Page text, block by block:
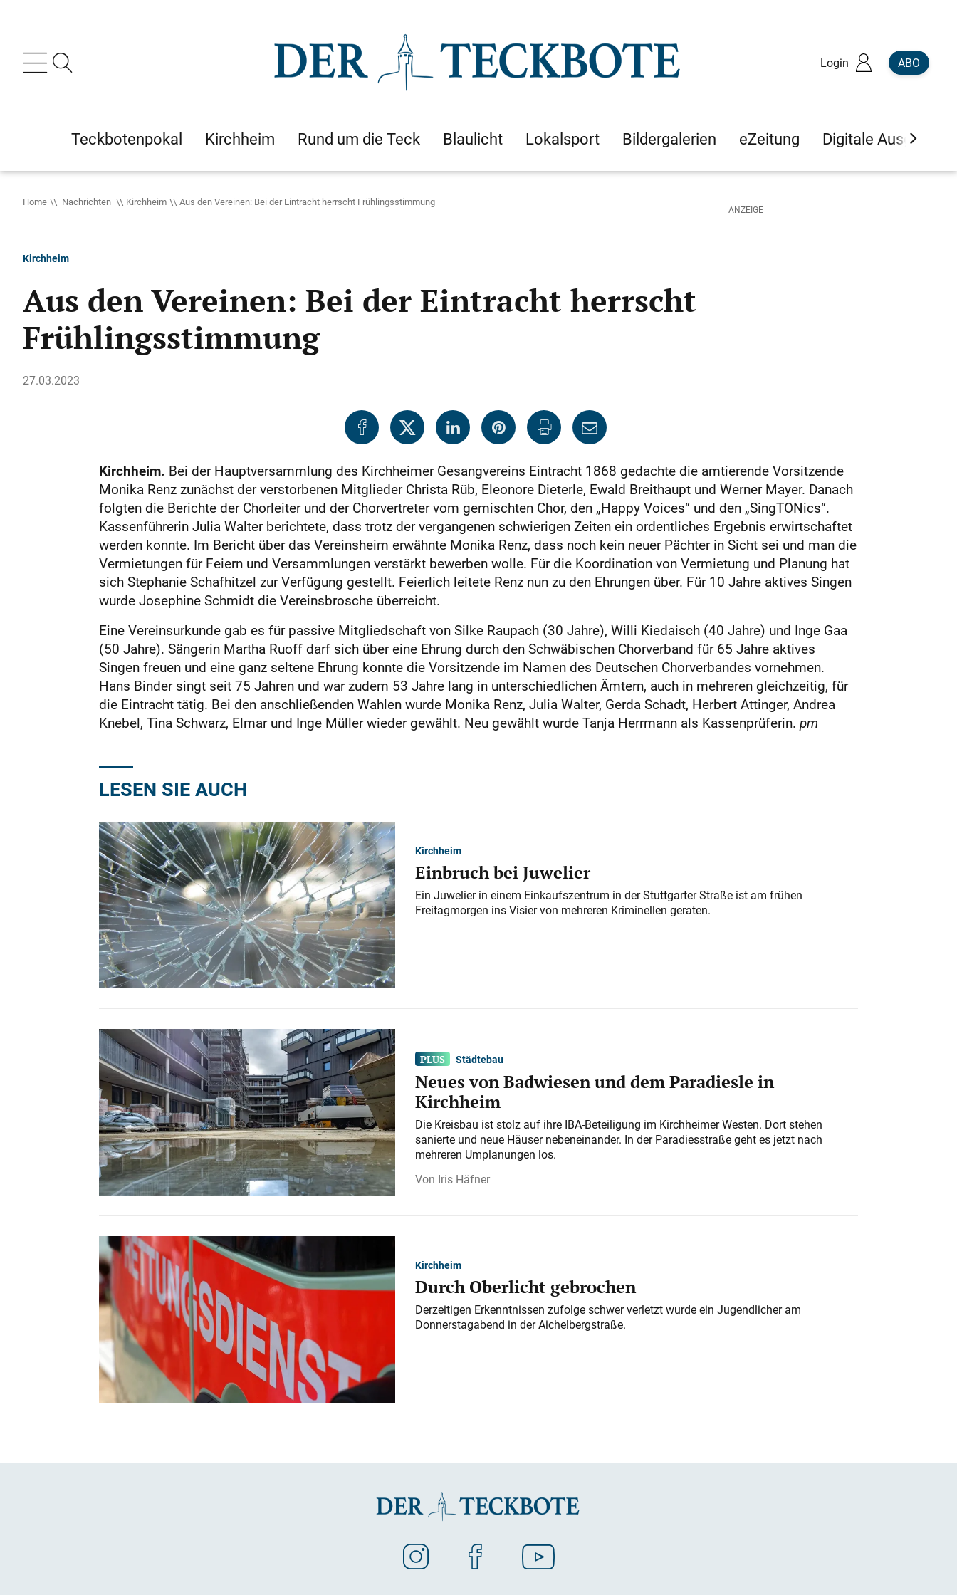
Login ABO
Teckbotenpokal Kirchheim Rund um die Teck Blaulicht Lokalsport Bildergalerien eZeitung Digitale Ausgaben
Home Nachrichten Kirchheim Aus den Vereinen: Bei der Eintracht herrscht Frühlingsstimmung
Kirchheim
Aus den Vereinen: Bei der Eintracht herrscht
Frühlingsstimmung
27.03.2023
Kirchheim. Bei der Hauptversammlung des Kirchheimer Gesangvereins Eintracht 1868 gedachte die amtierende Vorsitzende
Monika Renz zunächst der verstorbenen Mitglieder Christa Rüb, Eleonore Dieterle, Ewald Breithaupt und Werner Mayer. Danach
folgten die Berichte der Chorleiter und der Chorvertreter vom gemischten Chor, den „Happy Voices“ und den „SingTONics“.
Kassenführerin Julia Walter berichtete, dass trotz der vergangenen schwierigen Zeiten ein ordentliches Ergebnis erwirtschaftet
werden konnte. Im Bericht über das Vereinsheim erwähnte Monika Renz, dass noch kein neuer Pächter in Sicht sei und man die
Vermietungen für Feiern und Versammlungen verstärkt bewerben wolle. Für die Koordination von Vermietung und Planung hat
sich Stephanie Schafhitzel zur Verfügung gestellt. Feierlich leitete Renz nun zu den Ehrungen über. Für 10 Jahre aktives Singen
wurde Josephine Schmidt die Vereinsbrosche überreicht.
Eine Vereinsurkunde gab es für passive Mitgliedschaft von Silke Raupach (30 Jahre), Willi Kiedaisch (40 Jahre) und Inge Gaa
(50 Jahre). Sängerin Martha Ruoff darf sich über eine Ehrung durch den Schwäbischen Chorverband für 65 Jahre aktives
Singen freuen und eine ganz seltene Ehrung konnte die Vorsitzende im Namen des Deutschen Chorverbandes vornehmen.
Hans Binder singt seit 75 Jahren und war zudem 53 Jahre lang in unterschiedlichen Ämtern, auch in mehreren gleichzeitig, für
die Eintracht tätig. Bei den anschließenden Wahlen wurde Monika Renz, Julia Walter, Gerda Schadt, Herbert Attinger, Andrea
Knebel, Tina Schwarz, Elmar und Inge Müller wieder gewählt. Neu gewählt wurde Tanja Herrmann als Kassenprüferin. pm
LESEN SIE AUCH
Kirchheim
Einbruch bei Juwelier
Ein Juwelier in einem Einkaufszentrum in der Stuttgarter Straße ist am frühen
Freitagmorgen ins Visier von mehreren Kriminellen geraten.
Städtebau
Neues von Badwiesen und dem Paradiesle in
Kirchheim
Die Kreisbau ist stolz auf ihre IBA-Beteiligung im Kirchheimer Westen. Dort stehen
sanierte und neue Häuser nebeneinander. In der Paradiesstraße geht es jetzt nach
mehreren Umplanungen los.
Iris Häfner
Kirchheim
Durch Oberlicht gebrochen
Derzeitigen Erkenntnissen zufolge schwer verletzt wurde ein Jugendlicher am
Donnerstagabend in der Aichelbergstraße.